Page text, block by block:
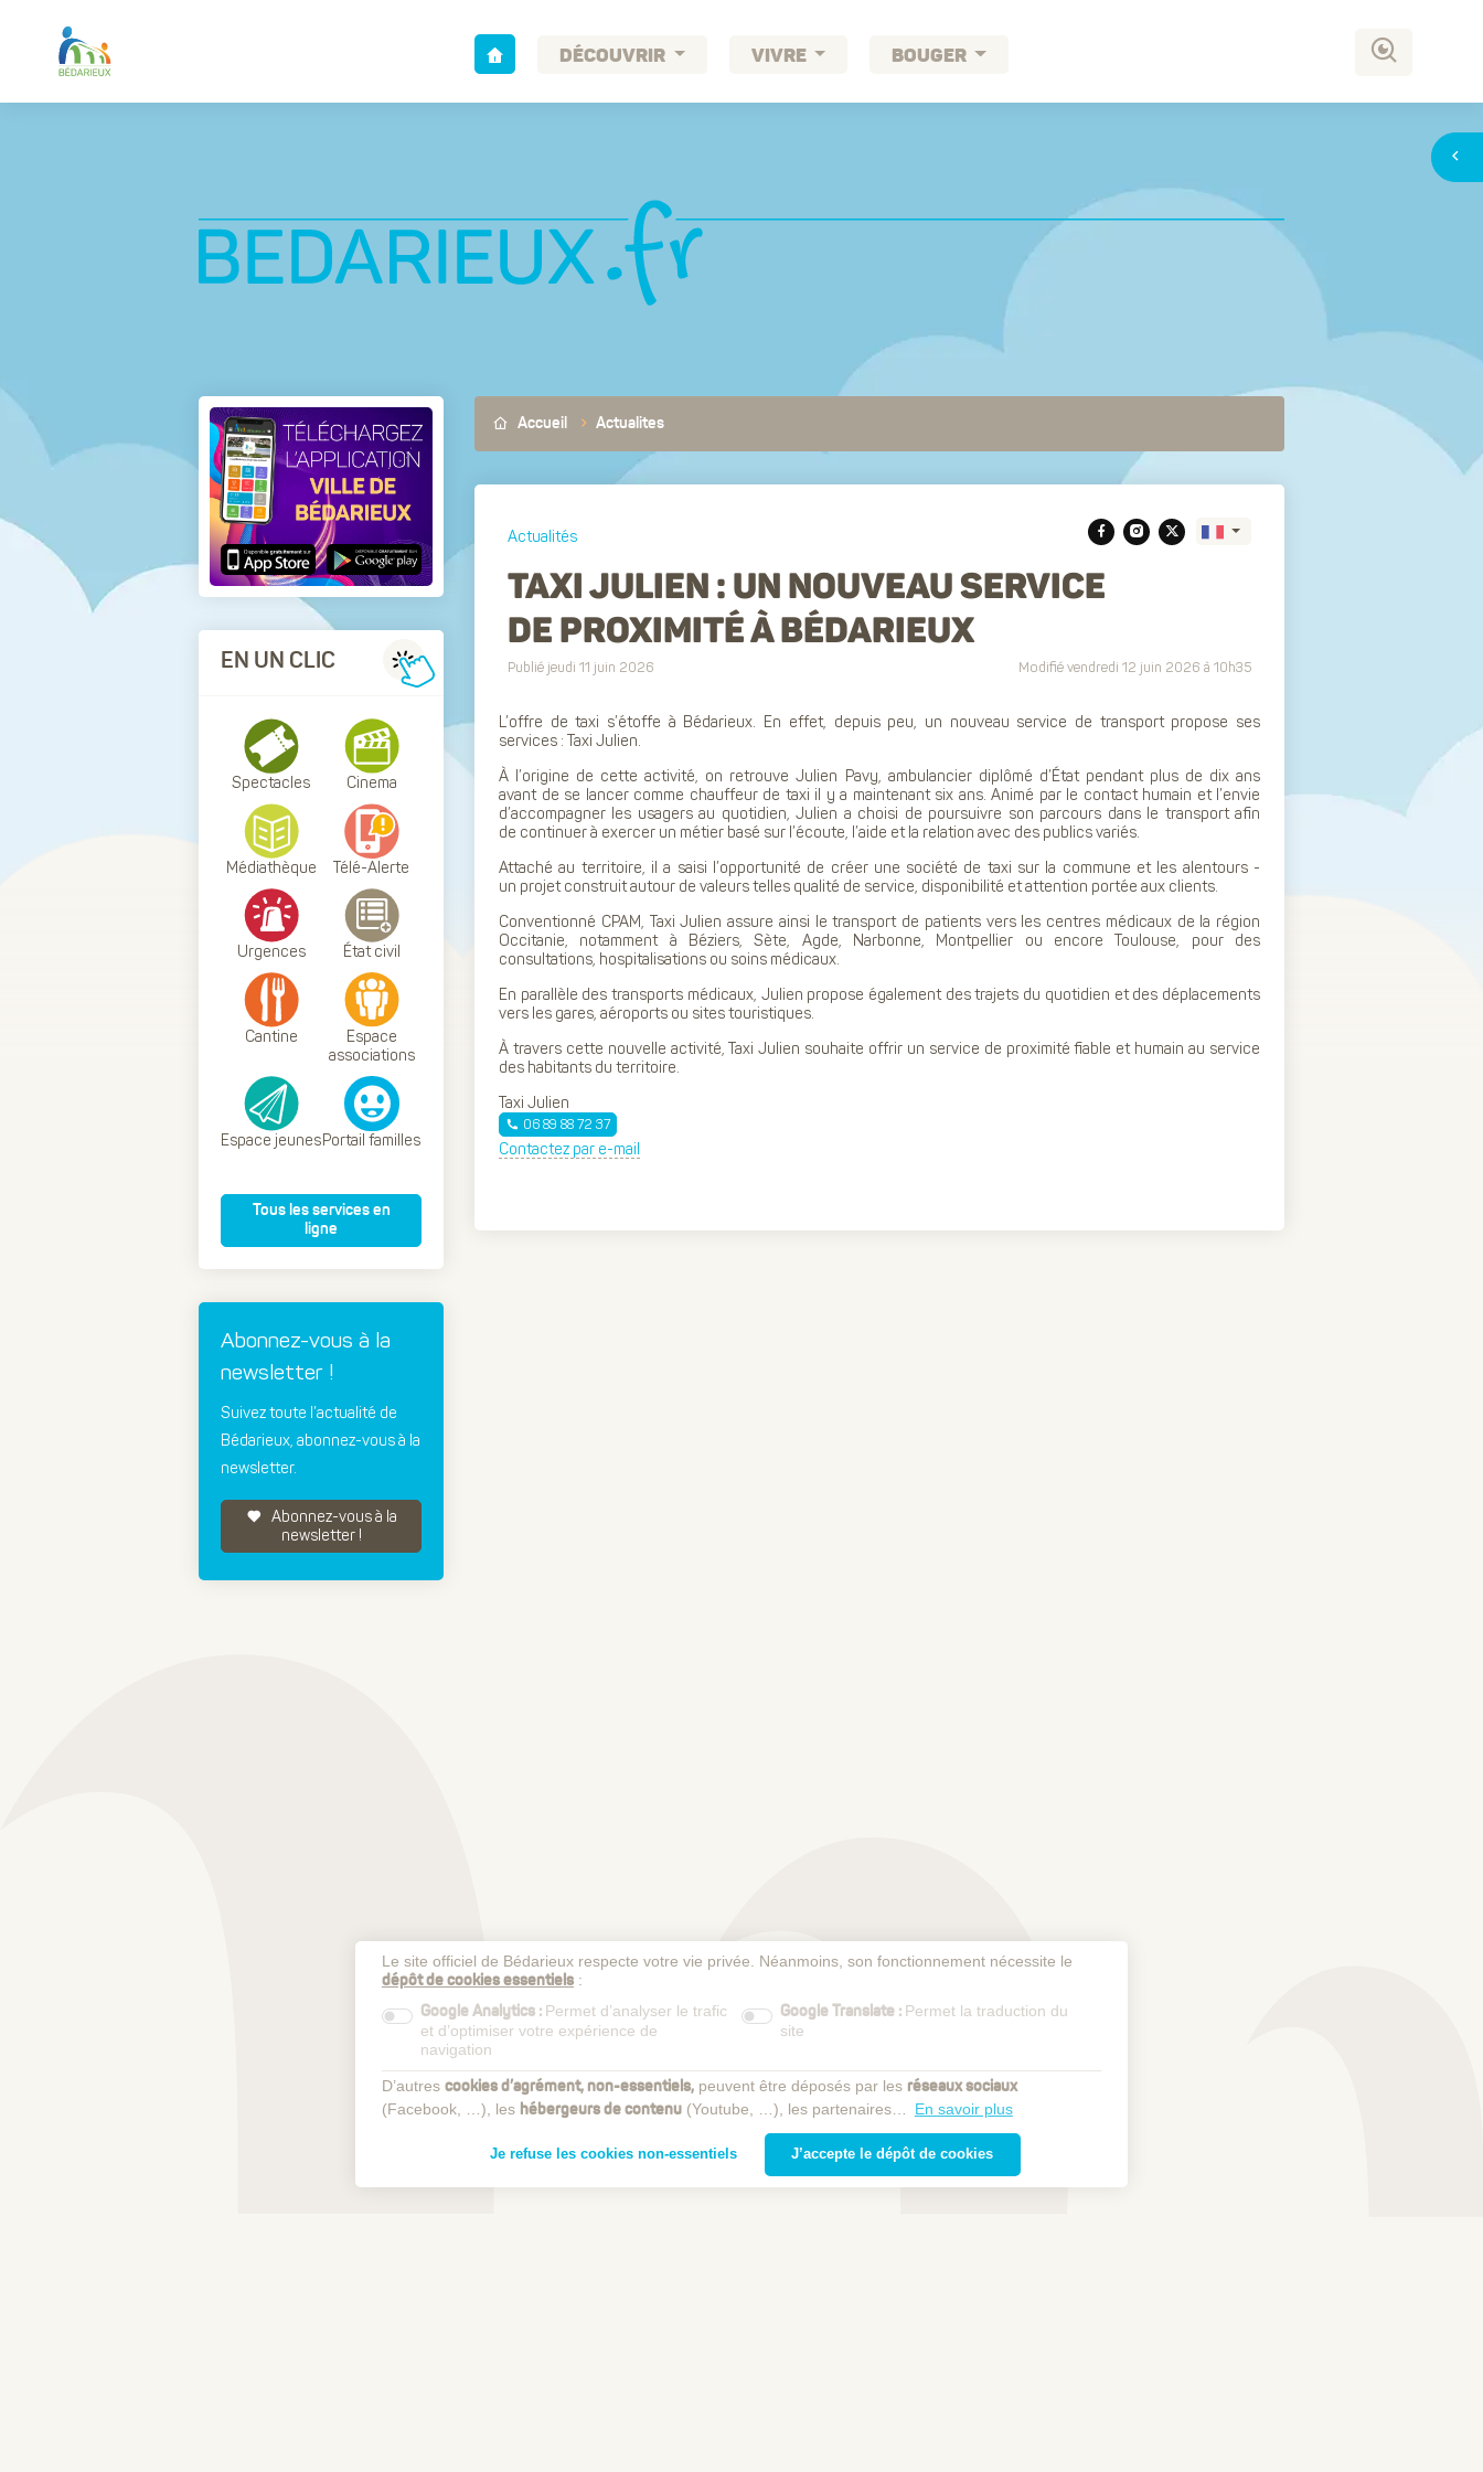
Le site officiel de Bédarieux respecte votre vie privée. Néanmoins, son fonctionnement nécessite le
dépôt de cookies essentiels :
Google Analytics : Permet d’analyser le trafic
et d’optimiser votre expérience de
navigation
Google Translate : Permet la traduction du
site
D’autres cookies d’agrément, non-essentiels, peuvent être déposés par les réseaux sociaux
(Facebook, …), les hébergeurs de contenu (Youtube, …), les partenaires… En savoir plus
Je refuse les cookies non-essentiels J’accepte le dépôt de cookies
DÉCOUVRIR VIVRE BOUGER
EN UN CLIC
Spectacles Cinema
Médiathèque Télé-Alerte
Urgences État civil
Cantine
Espace
associations
Espace jeunesPortail familles
Tous les services en
ligne
Abonnez-vous à la
newsletter !
Suivez toute l’actualité de
Bédarieux, abonnez-vous à la
newsletter.
Abonnez-vous à la
newsletter !
Accueil Actualites
Actualités
TAXI JULIEN : UN NOUVEAU SERVICE
DE PROXIMITÉ À BÉDARIEUX
Publié jeudi 11 juin 2026 Modifié vendredi 12 juin 2026 à 10h35
L’offre de taxi s’étoffe à Bédarieux. En effet, depuis peu, un nouveau service de transport propose ses
services : Taxi Julien.
À l’origine de cette activité, on retrouve Julien Pavy, ambulancier diplômé d’État pendant plus de dix ans
avant de se lancer comme chauffeur de taxi il y a maintenant six ans. Animé par le contact humain et l’envie
d’accompagner les usagers au quotidien, Julien a choisi de poursuivre son parcours dans le transport afin
de continuer à exercer un métier basé sur l’écoute, l’aide et la relation avec des publics variés.
Attaché au territoire, il a saisi l’opportunité de créer une société de taxi sur la commune et les alentours -
un projet construit autour de valeurs telles qualité de service, disponibilité et attention portée aux clients.
Conventionné CPAM, Taxi Julien assure ainsi le transport de patients vers les centres médicaux de la région
Occitanie, notamment à Béziers, Sète, Agde, Narbonne, Montpellier ou encore Toulouse, pour des
consultations, hospitalisations ou soins médicaux.
En parallèle des transports médicaux, Julien propose également des trajets du quotidien et des déplacements
vers les gares, aéroports ou sites touristiques.
À travers cette nouvelle activité, Taxi Julien souhaite offrir un service de proximité fiable et humain au service
des habitants du territoire.
Taxi Julien
06 89 88 72 37
Contactez par e-mail